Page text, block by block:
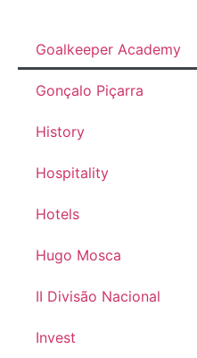
Goalkeeper Academy
Gonçalo Piçarra
History
Hospitality
Hotels
Hugo Mosca
II Divisão Nacional
Invest